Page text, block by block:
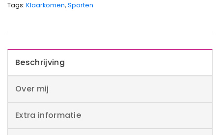
Tags: Klaarkomen, Sporten
Beschrijving
Over mij
Extra informatie